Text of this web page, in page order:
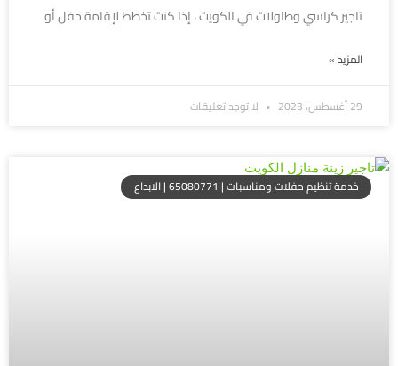
تاجير كراسي وطاولات في الكويت ، إذا كنت تخطط لإقامة حفل أو
المزيد »
29 أغسطس، 2023 لا توجد تعليقات
خدمة تنظيم حفلات ومناسبات | 65080771 | الابداع